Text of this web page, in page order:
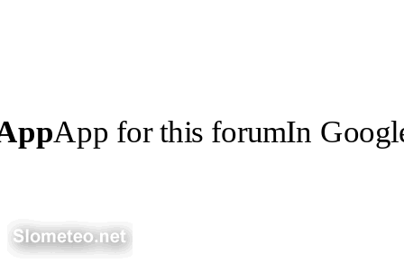
App for this forumIn